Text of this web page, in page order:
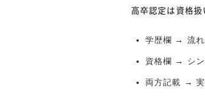
高卒認定は資格扱
学歴欄 → 流れ
資格欄 → シン
両方記載 → 実